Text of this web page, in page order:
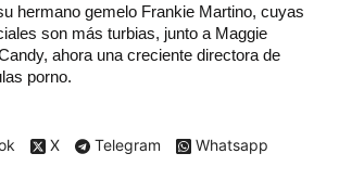
hermano gemelo Frankie Martino, cuyas
son más turbias, junto a Maggie
ahora una creciente directora de
porno.
X Telegram Whatsapp